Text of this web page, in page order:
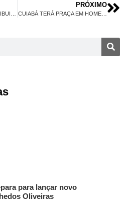
PRÓXIMO
CUIABÁ TERÁ PRAÇA EM HOMENAGEM A DANTE DE OLIVEIRA
para lançar novo
Oliveiras